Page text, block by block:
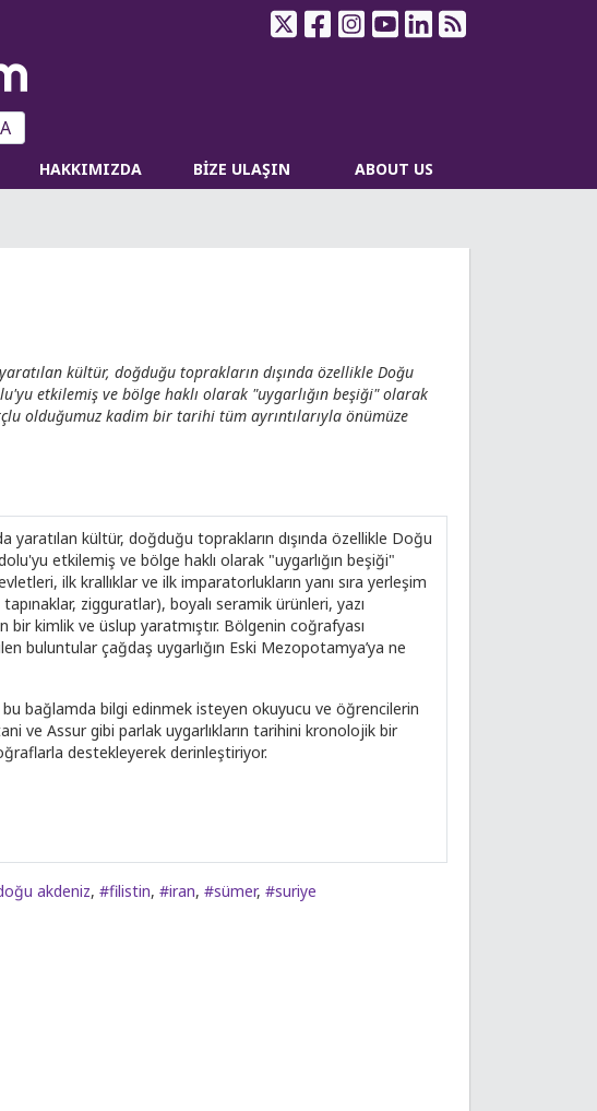
HAKKIMIZDA BİZE ULAŞIN ABOUT US
kültür, doğduğu toprakların dışında özellikle Doğu
etkilemiş ve bölge haklı olarak "uygarlığın beşiği" olarak
olduğumuz kadim bir tarihi tüm ayrıntılarıyla önümüze
kültür, doğduğu toprakların dışında özellikle Doğu
etkilemiş ve bölge haklı olarak "uygarlığın beşiği"
ilk krallıklar ve ilk imparatorlukların yanı sıra yerleşim
zigguratlar), boyalı seramik ürünleri, yazı
kimlik ve üslup yaratmıştır. Bölgenin coğrafyası
buluntular çağdaş uygarlığın Eski Mezopotamya’ya ne
bağlamda bilgi edinmek isteyen okuyucu ve öğrencilerin
ve Assur gibi parlak uygarlıkların tarihini kronolojik bir
destekleyerek derinleştiriyor.
akdeniz, #filistin, #iran, #sümer, #suriye